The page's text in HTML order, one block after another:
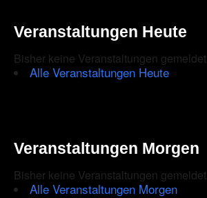
Veranstaltungen Heute
Bisher keine Veranstaltungen gemeldet
Alle Veranstaltungen Heute
Veranstaltungen Morgen
Bisher keine Veranstaltungen gemeldet
Alle Veranstaltungen Morgen